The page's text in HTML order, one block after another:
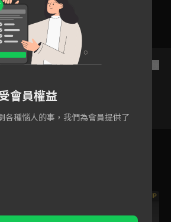
VIP
會員權益
各種惱人的事，我們為會員提供了